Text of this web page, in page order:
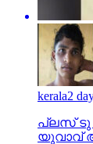
kerala2
പ്ലസ് ടു
യുവാവ്